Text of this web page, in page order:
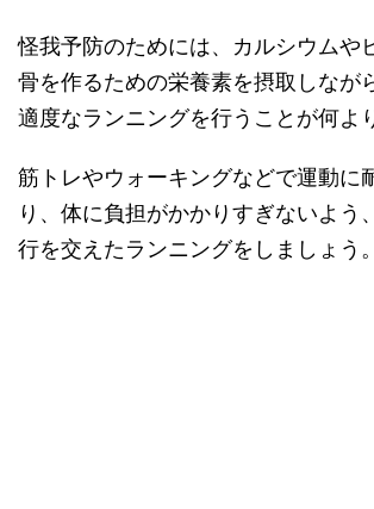
怪我予防のためには、カルシウムや
骨を作るための栄養素を摂取しなが
適度なランニングを行うことが何よ
筋トレやウォーキングなどで運動に
り、体に負担がかかりすぎないよう
行を交えたランニングをしましょう。